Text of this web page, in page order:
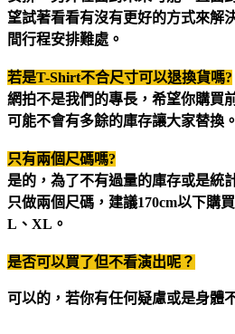
望試著看看有沒有更好的方式來解
間行程安排難處。
若是T-Shirt不合尺寸可以退換貨嗎?
網拍不是我們的專長，希望你購買
可能不會有多餘的庫存讓大家替換。
只有兩個尺碼嗎?
是的，為了不有過量的庫存或是統
只做兩個尺碼，建議170cm以下購
L、XL。
是否可以買了但不看演出呢？
可以的，若你有任何疑慮或是身體